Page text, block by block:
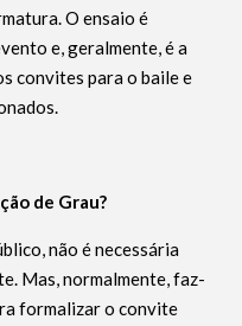
O ensaio é
e, geralmente, é a
convites para o baile e
de Grau?
não é necessária
Mas, normalmente, faz-
formalizar o convite